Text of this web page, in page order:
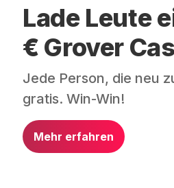
Lade Leute
€ Grover
Jede Person, die neu
gratis. Win-Win!
Mehr erfahren